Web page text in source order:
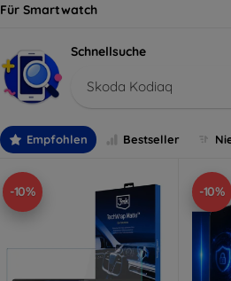
Für Smartwatch
Schnellsuche
Skoda Kodiaq
Empfohlen Bestseller
-10% -10%